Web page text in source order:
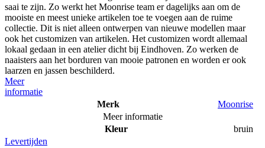
saai te zijn. Zo werkt het Moonrise team er dagelijks aan om de
mooiste en meest unieke artikelen toe te voegen aan de ruime
collectie. Dit is niet alleen ontwerpen van nieuwe modellen maar
ook het customizen van artikelen. Het customizen wordt allemaal
lokaal gedaan in een atelier dicht bij Eindhoven. Zo werken de
naaisters aan het borduren van mooie patronen en worden er ook
laarzen en jassen beschilderd.
Meer
informatie
Merk
Moonrise
Meer informatie
Kleur
bruin
Levertijden